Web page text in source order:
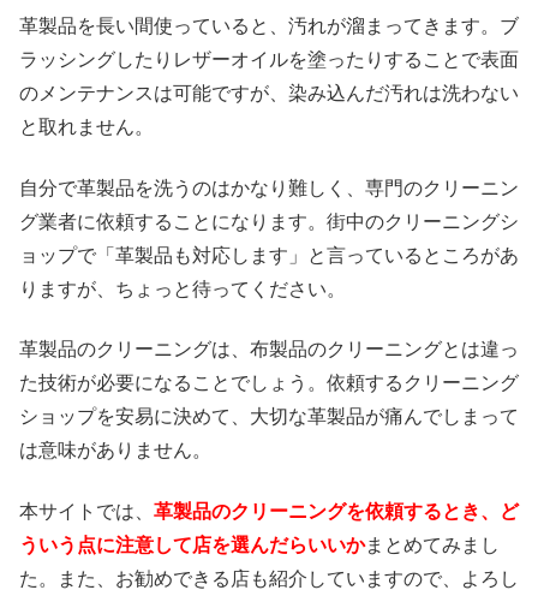
革製品を長い間使っていると、汚れが溜まってきます。ブ
ラッシングしたりレザーオイルを塗ったりすることで表面
のメンテナンスは可能ですが、染み込んだ汚れは洗わない
と取れません。
自分で革製品を洗うのはかなり難しく、専門のクリーニン
グ業者に依頼することになります。街中のクリーニングシ
ョップで「革製品も対応します」と言っているところがあ
りますが、ちょっと待ってください。
革製品のクリーニングは、布製品のクリーニングとは違っ
た技術が必要になることでしょう。依頼するクリーニング
ショップを安易に決めて、大切な革製品が痛んでしまって
は意味がありません。
本サイトでは、 革製品のクリーニングを依頼するとき、ど
ういう点に注意して店を選んだらいいかまとめてみまし
た。また、お勧めできる店も紹介していますので、よろし